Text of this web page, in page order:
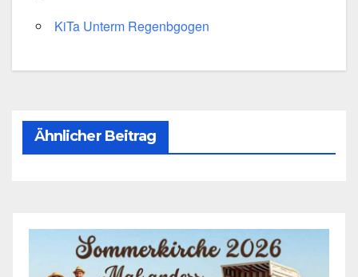
KiTa Unterm Regenbgo­gen
Ähnlicher Beitrag